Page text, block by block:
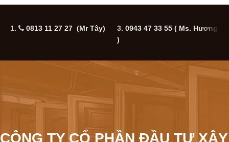
1. 0813 11 27 27 (Mr Tây) 3. 0943 47 33 55 ( Ms. Hương
)
CÔNG TY CỔ PHẦN ĐẦU TƯ XÂY